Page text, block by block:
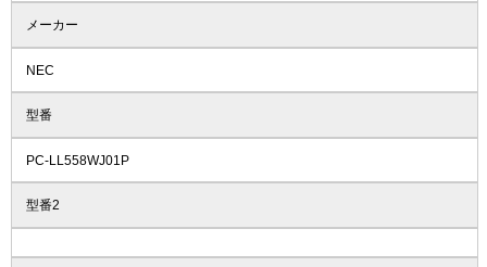
メーカー
NEC
型番
PC-LL558WJ01P
型番2